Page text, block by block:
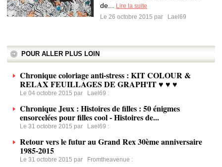
de...
Lire la suite
Le 26 octobre 2015 par
Lael69
POUR ALLER PLUS LOIN
Chronique coloriage anti-stress : KIT COLOUR &
RELAX FEUILLAGES DE GRAPH'IT ♥ ♥ ♥
Le 04 octobre 2015 par Lael69 :
Chronique Jeux : Histoires de filles : 50 énigmes
ensorcelées pour filles cool - Histoires de...
Le 31 octobre 2015 par Lael69 :
Retour vers le futur au Grand Rex 30ème anniversaire
1985-2015
Le 31 octobre 2015 par Fromtheavenue :